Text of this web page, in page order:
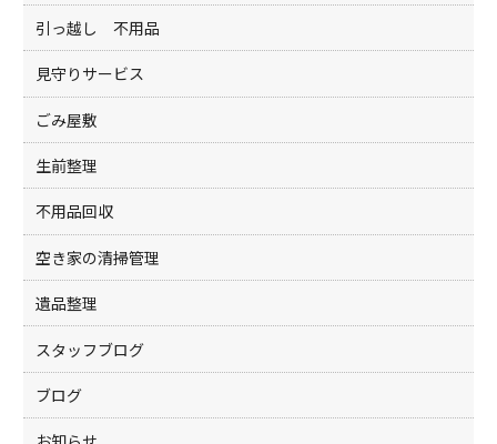
引っ越し 不用品
見守りサービス
ごみ屋敷
生前整理
不用品回収
空き家の清掃管理
遺品整理
スタッフブログ
ブログ